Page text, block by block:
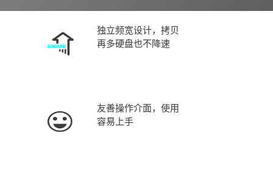
独立频宽设计，拷贝
再多硬盘也不降速
友善操作介面，使用
容易上手